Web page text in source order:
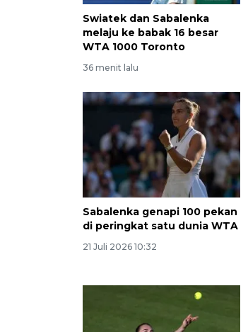
Swiatek dan Sabalenka
melaju ke babak 16 besar
WTA 1000 Toronto
36 menit lalu
Sabalenka genapi 100 pekan
di peringkat satu dunia WTA
21 Juli 2026 10:32